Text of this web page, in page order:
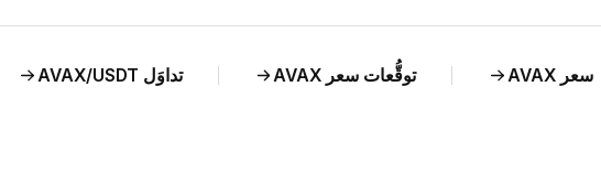
سعر AVAX توقُّعات سعر AVAX تداوَل AVAX/USDT